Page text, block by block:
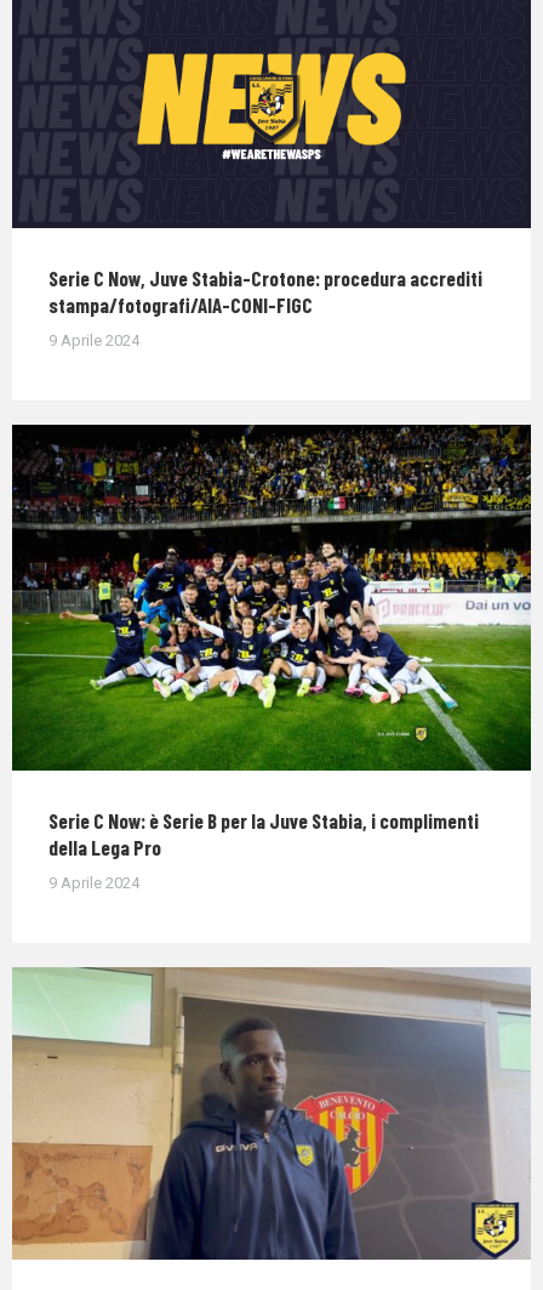
Serie C Now, Juve Stabia-Crotone: procedura accrediti
stampa/fotografi/AIA-CONI-FIGC
9 Aprile 2024
Serie C Now: è Serie B per la Juve Stabia, i complimenti
della Lega Pro
9 Aprile 2024